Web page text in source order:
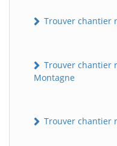
Trouver chantier
Trouver chantier
Montagne
Trouver chantier